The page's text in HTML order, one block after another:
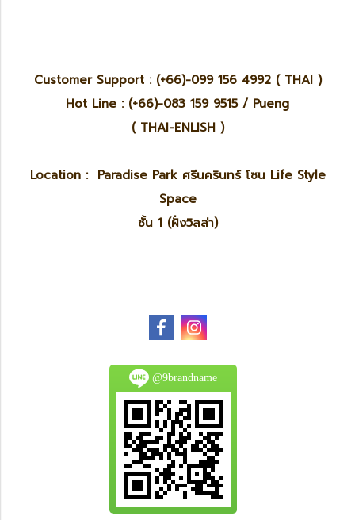
Customer Support : (+66)-099 156 4992 ( THAI )
Hot Line : (+66)-083 159 9515 / Pueng
( THAI-ENLISH )
Location : Paradise Park ศรีนครินทร์ โซน Life Style
Space
ชั้น 1 (ฝั่งวิลล่า)
@9brandname